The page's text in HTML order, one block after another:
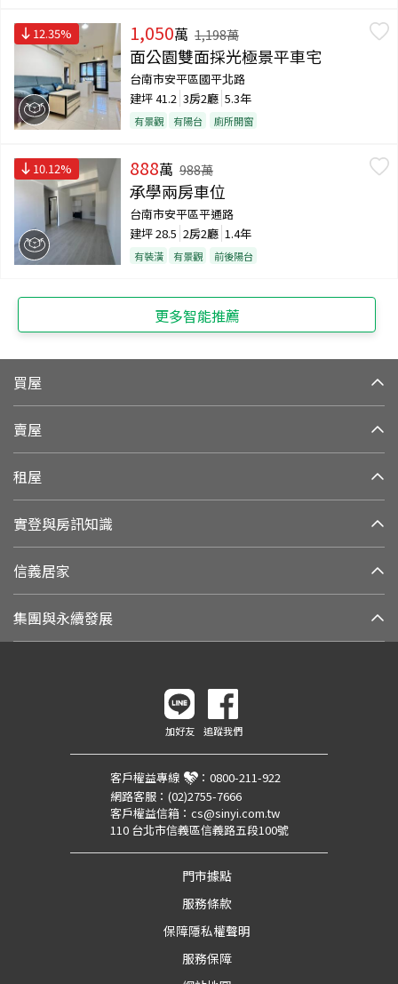
12.35% 1,050萬 1,198萬
面公園雙面採光極景平車宅
台南市安平區國平北路
建坪41.2 3房2廳 5.3年
有景觀 有陽台 廁所開窗
10.12% 888萬 988萬
承學兩房車位
台南市安平區平通路
建坪28.5 2房2廳 1.4年
有裝潢 有景觀 前後陽台
更多智能推薦
買屋
賣屋
租屋
實登與房訊知識
信義居家
集團與永續發展
加好友 追蹤我們
客戶權益專線 ： 0800-211-922
網路客服： (02)2755-7666
客戶權益信箱： cs@sinyi.com.tw
110 台北市信義區信義路五段100號
門市據點
服務條款
保障隱私權聲明
服務保障